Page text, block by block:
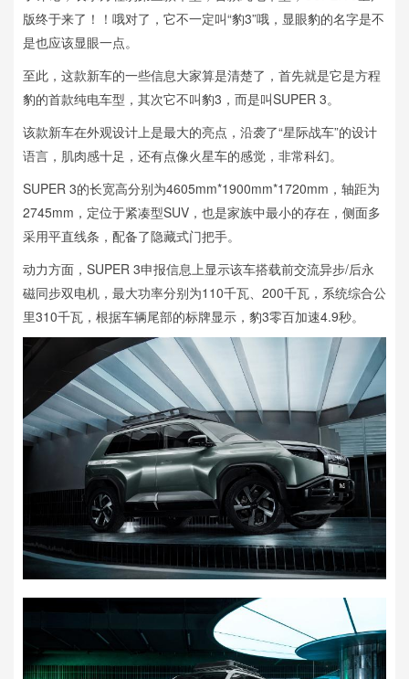
版终于来了！！哦对了，它不一定叫“豹3”哦，显眼豹的名字是不
是也应该显眼一点。
至此，这款新车的一些信息大家算是清楚了，首先就是它是方程
豹的首款纯电车型，其次它不叫豹3，而是叫SUPER 3。
该款新车在外观设计上是最大的亮点，沿袭了“星际战车”的设计
语言，肌肉感十足，还有点像火星车的感觉，非常科幻。
SUPER 3的长宽高分别为4605mm*1900mm*1720mm，轴距为
2745mm，定位于紧凑型SUV，也是家族中最小的存在，侧面多
采用平直线条，配备了隐藏式门把手。
动力方面，SUPER 3申报信息上显示该车搭载前交流异步/后永
磁同步双电机，最大功率分别为110千瓦、200千瓦，系统综合公
里310千瓦，根据车辆尾部的标牌显示，豹3零百加速4.9秒。